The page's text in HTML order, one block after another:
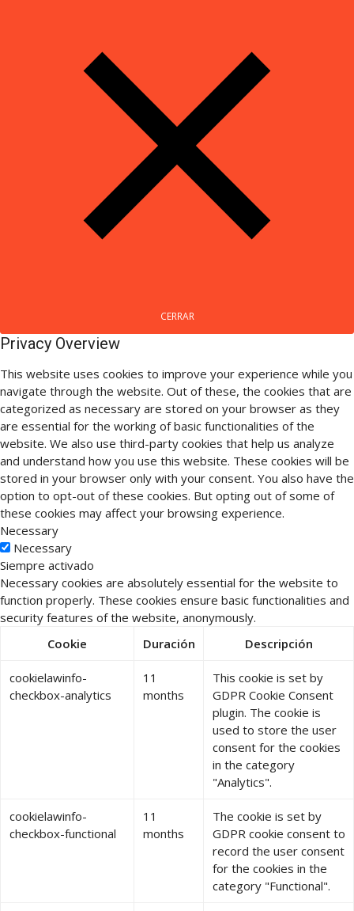
CERRAR
Privacy Overview
This website uses cookies to improve your experience while you
navigate through the website. Out of these, the cookies that are
categorized as necessary are stored on your browser as they
are essential for the working of basic functionalities of the
website. We also use third-party cookies that help us analyze
and understand how you use this website. These cookies will be
stored in your browser only with your consent. You also have the
option to opt-out of these cookies. But opting out of some of
these cookies may affect your browsing experience.
Necessary
Necessary
Siempre activado
Necessary cookies are absolutely essential for the website to
function properly. These cookies ensure basic functionalities and
security features of the website, anonymously.
Cookie
Duración Descripción
cookielawinfo-
checkbox-analytics
11
months
This cookie is set by
GDPR Cookie Consent
plugin. The cookie is
used to store the user
consent for the cookies
in the category
"Analytics".
cookielawinfo-
checkbox-functional
11
months
The cookie is set by
GDPR cookie consent to
record the user consent
for the cookies in the
category "Functional".